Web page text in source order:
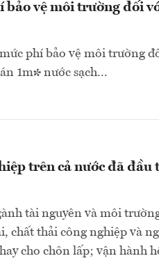
vệ môi trường đối
phí bảo vệ môi trường
1m³ nước sạch...
trên cả nước đã
tài nguyên và môi
chất thải công nghiệp và
cho chôn lấp; vận hành